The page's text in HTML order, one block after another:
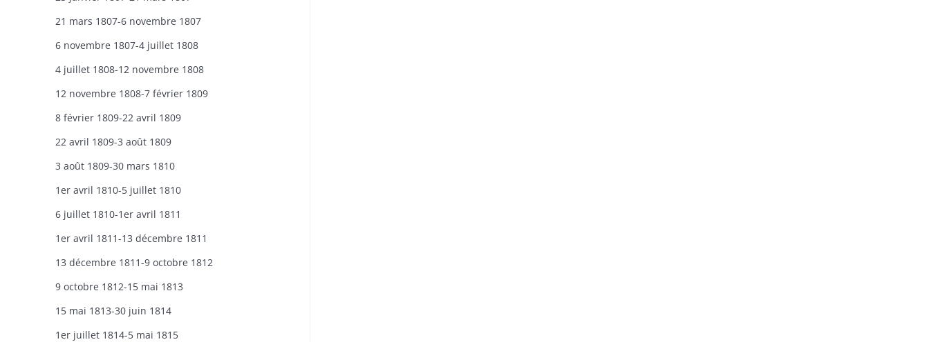
21 mars 1807-6 novembre 1807
6 novembre 1807-4 juillet 1808
4 juillet 1808-12 novembre 1808
12 novembre 1808-7 février 1809
8 février 1809-22 avril 1809
22 avril 1809-3 août 1809
3 août 1809-30 mars 1810
1er avril 1810-5 juillet 1810
6 juillet 1810-1er avril 1811
1er avril 1811-13 décembre 1811
13 décembre 1811-9 octobre 1812
9 octobre 1812-15 mai 1813
15 mai 1813-30 juin 1814
1er juillet 1814-5 mai 1815